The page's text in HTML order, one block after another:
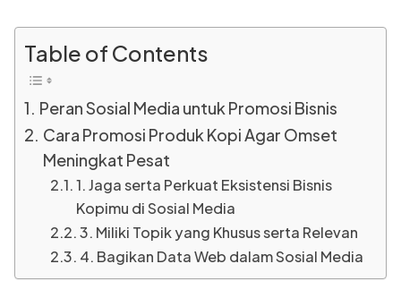
Table of Contents
Peran Sosial Media untuk Promosi Bisnis
Cara Promosi Produk Kopi Agar Omset
Meningkat Pesat
1. Jaga serta Perkuat Eksistensi Bisnis
Kopimu di Sosial Media
3. Miliki Topik yang Khusus serta Relevan
4. Bagikan Data Web dalam Sosial Media